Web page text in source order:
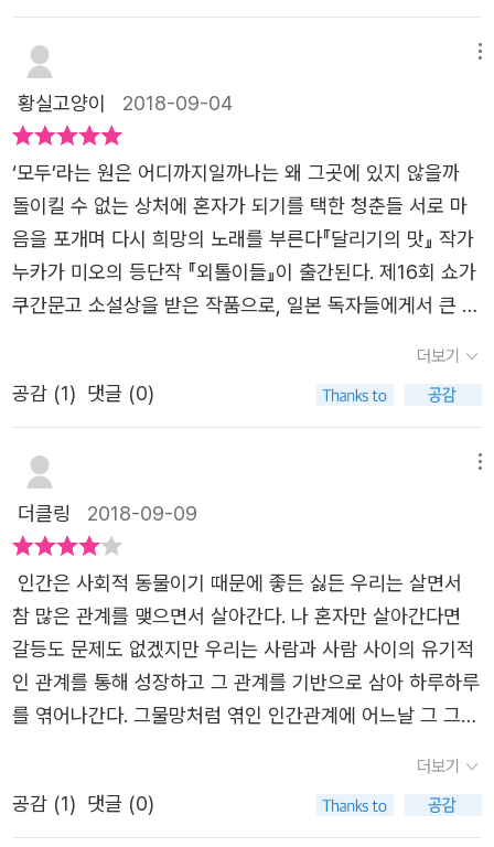
던 후유코는 엄마와의 유일한 연결고리였던 메일을 삭제해
버린다. 죄책감은 여전하지만 엄마의 굴레를 벗어난 자유로
수 있다는 가능성을 제시하는 결말. 성장 소설로는 정말 흔
치 않으니까. 모두 다 같이 라는 개념 안에 들려고 무리할 필
요없이 독립적이고 홀로도 잘 서는 어른으로 너네 다 따로따
로 잘 크라고, 대충 그렇게 살자고 말해오는 것만 같은 끝이
었다.
이가 아닌 사람은 없다는 이야기를 굳이 하지 않더라도한 사
람, 한 사람이 외톨이임을 금새 깨닫게 된다.우리는 모두 다
어딘가에 상처를 입고 두껍고 튼실한 반창고를 붙이고 적당
적당히 잘해 보자는 주문을 되뇌이면서자기 혼자만으로 이
루어진 연약한 원을 지키려고 노력하는 외톨이들인 셈이다.
그렇지만 외톨이인 내가 부정적인 시선으로 바라보아야 하
는 대상이 아니라그렇게 외톨이인 채로 누군가를 들이거나
혹은 어딘가로 들어가기도 하며 한 발, 한 발 나아가고 있는
것만으로도 충분하다고 말해준다.친구였던 히토코와 가호를
억지로 화해시키지 않아서,불완전한 원을 만들고 있는 것은
아이들뿐 아니라 어른들 역시 다를 바 없음을 보여주고 있어
적으로 외톨이들을 만날 수 있었던 <외톨이들>이 책은 정
우리는 모두 외톨이다. 그런 외톨이 하나 하나가 모여 외톨
이들이 된다.그렇기에 이 책은 내 이야기이면서 우리의 이야
기인 셈.청소년문학이라고는 하지만 연대와 협력 그리고 사
랑이라는 이름으로 교묘하게 폭력을 휘두르는 어른 흉내를
내는 아이들의 모습과가족이나 선생님이라는 이름으로 곁에
있는 어른들의 도움 없이도자기 자신으로 살아가려 애쓰는
아이들의 모습은모두가 보아야 할 것 같다.
사와 학부모의 관계 속에서 일어난 일로 인해 누군가는 상처
를 입고, 그 상처를 통해 또 누군가는 성장한다. 그 곁을 맴
도는 이의 마음엔 황폐함이 밀려들어와 또다른 상처를 주는
이의 입장이 되어 괴로워한다. 우린 처음부터 '혼자'이기를
선택하지 않았다. 상황이 그래서, 말할 시기를 놓쳐서, 너무
나 겁나서, 피하고 싶어서 등 다양한 이유들로 우린 혼자가
된다. 선택이라고 하기엔 그 무게가 너무나 무겁기에 우린
'외톨이'라고 부르며 혼자인 삶을 받아들이고, 타인의 삶을
훔쳐보며 위로 아닌 위로를 받으며 새로운 생채기를 내고 만
다. 처음 다쿠미에게 말을 걸었던 것 역시 그따위 지질한 이
유 때문이었다. 엄마의 눈에 드는 친구를 만들면 자기는 외
톨이가 아니게 되고 엄마도 귀찮게 굴지 않을 테니까. 아무
도 후유키에게 관여하지 않게 되어 버린 이런 상황에서도 다
쿠미가 변함없이 친구로 남아주리라는 걸 알았을 때부터, 함
께 있으면 견딜 수 없이 가슴이 아팠다. 다쿠미에게 너무 미
안하다는 생각이 든다. 그리고 그 이상으로 그런 자신이 싫
어졌다. 20쪽후유키는 일명, 치맛바람이 아주 거센 엄마
를 두었다. 엄마의 압력은 담임 선생님 뿐만 아니라, 학교 행
사에까지 영향력을 미친다. 친구들은 어느 순간 후유키 엄마
의 영향력을 자연스럽게 받아들이며 후유키에게서 약간의
거리를 두게 된다. 그러나 그런 자연스러운 현상이 후유키의
이사와 후유키가 남기고 간 금붕어로 인해 또 다른 한 사람
친구도 있었거든요.' {중략}'줄곧 괜찮다고 생각했어요. 분명
황실고양이 2018-09-04
‘모두’라는 원은 어디까지일까나는 왜 그곳에 있지 않을까
돌이킬 수 없는 상처에 혼자가 되기를 택한 청춘들 서로 마
음을 포개며 다시 희망의 노래를 부른다『달리기의 맛』 작가
누카가 미오의 등단작 『외톨이들』이 출간된다. 제16회 쇼가
쿠간문고 소설상을 받은 작품으로, 일본 독자들에게서 큰 호
반 친구들에게서 상처를 입고 마음의 문을 닫아 버린 히토코
가 주인공이다. 외로운 히토코에게 피아노를 가르쳐 주며 응
의 등쌀에 마음 편할 날 없는 후유키, 남모르는 비밀을 안은
채 히토코의 곁을 맴도는 아키히로 등 여러 인물들을 통해
학교 폭력의 가해자와 피해자, 비틀린 심성의 어른들까지 실
감나게 묘사하고 있다. 집단 따돌림이라는 청소년 시기 또래
문화의 잔혹함과 외로움을 아프게 전하면서도 회복과 성장,
새로운 출발을 암시하며 잔잔한 감동을 준다.-------------
-----------------------------------------------------
-----------제목을 보는순간 어떤 내용일지 예상이 되면서
책은 우리 모두가 한번쯤은 겪어봤을 듯한 이야기가 담겨있
다.굳이 왕따까진 아니더라도 평소에 친하게 지내던 친구들
사이에서 갑자기 느껴지는 소외감 같은 것들이 그런게 아닐
더보기
공감 (1) 댓글 (0)
더클링 2018-09-09
인간은 사회적 동물이기 때문에 좋든 싫든 우리는 살면서
참 많은 관계를 맺으면서 살아간다. 나 혼자만 살아간다면
갈등도 문제도 없겠지만 우리는 사람과 사람 사이의 유기적
인 관계를 통해 성장하고 그 관계를 기반으로 삼아 하루하루
를 엮어나간다. 그물망처럼 엮인 인간관계에 어느날 그 그물
평범했던 소녀가 히토리코(외톨이)가 된 것은 아주 작은 이
유였다. 같은 반 친구가 가져온 금붕어 한마리가 어느 날, 인
더보기
공감 (1) 댓글 (0)